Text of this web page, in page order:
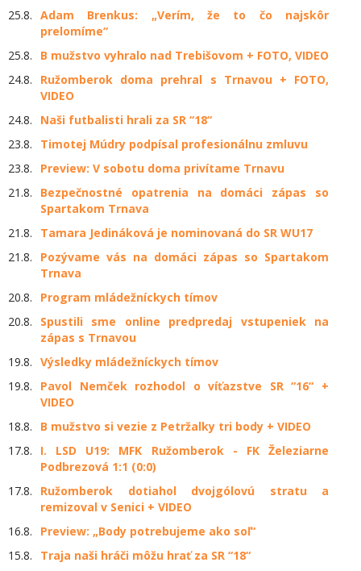
25.8. Adam Brenkus: „Verím, že to čo najskôr
prelomíme“
25.8.
B mužstvo vyhralo nad Trebišovom + FOTO, VIDEO
24.8.
Ružomberok doma prehral s Trnavou + FOTO,
VIDEO
24.8.
Naši futbalisti hrali za SR “18“
23.8.
Timotej Múdry podpísal profesionálnu zmluvu
23.8.
Preview: V sobotu doma privítame Trnavu
21.8.
Bezpečnostné opatrenia na domáci zápas so
Spartakom Trnava
21.8.
Tamara Jedináková je nominovaná do SR WU17
21.8.
Pozývame vás na domáci zápas so Spartakom
Trnava
20.8.
Program mládežníckych tímov
20.8.
Spustili sme online predpredaj vstupeniek na
zápas s Trnavou
19.8. Výsledky mládežníckych tímov
19.8.
Pavol Nemček rozhodol o víťazstve SR “16“ +
VIDEO
18.8.
B mužstvo si vezie z Petržalky tri body + VIDEO
17.8.
I. LSD U19: MFK Ružomberok - FK Železiarne
Podbrezová 1:1 (0:0)
17.8.
Ružomberok dotiahol dvojgólovú stratu a
remizoval v Senici + VIDEO
16.8.
Preview: „Body potrebujeme ako soľ“
15.8.
Traja naši hráči môžu hrať za SR “18“